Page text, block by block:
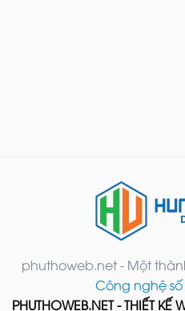
phuthoweb.net - Một
Công nghệ
PHUTHOWEB.NET - THIẾT KẾ